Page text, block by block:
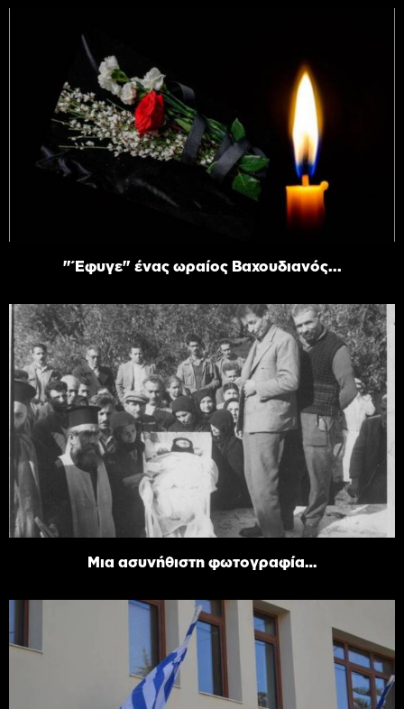
"Έφυγε" ένας ωραίος Βαχουδιανός...
Μια ασυνήθιστη φωτογραφία…